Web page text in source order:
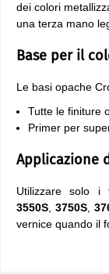
dei colori
una terza mano
Base per il
Le basi opache
Tutte le finiture
Primer per
Applicazione
Utilizzare solo i
3550S 3750S
vernice quando il